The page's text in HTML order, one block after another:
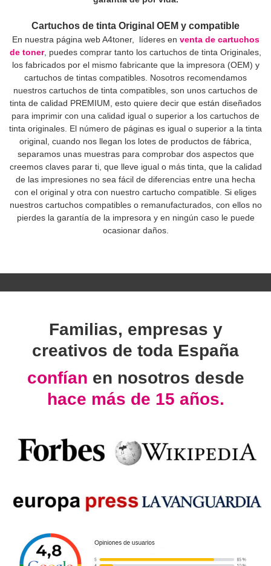
Cartuchos de tinta Original OEM y compatible
En nuestra página web A4toner, líderes en venta de cartuchos
de toner, puedes comprar tanto los cartuchos de tinta Originales,
los fabricados por el mismo fabricante que la impresora (OEM) y
cartuchos de tintas compatibles. Nosotros recomendamos
nuestros cartuchos de tinta compatibles, son unos cartuchos de
tinta de calidad PREMIUM, esto quiere decir que están diseñados
para imprimir con una calidad igual o superior a los cartuchos de
tinta originales. El número de páginas es igual o superior a la tinta
original, cuando nos llegan los lotes de productos de fábrica,
separamos unas muestras para comprobar dos aspectos que
creemos claves parar ti, que lleve igual o más tinta, que la calidad
de las impresiones no sea fácil de diferencias entre una hecha
con el original y otra con nuestro cartucho compatible. Si eliges
nuestros cartuchos compatibles o remanufacturados, con ellos no
pierdes la garantía de la impresora y en ningún caso le puede
ocasionar daños.
Familias, empresas y
creativos de toda España
confían en nosotros desde
hace más de 15 años.